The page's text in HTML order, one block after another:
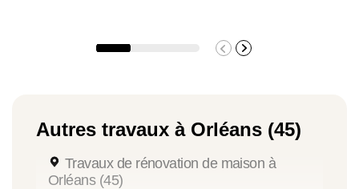
Autres travaux à Orléans (45)
Travaux de rénovation de maison à
Orléans (45)